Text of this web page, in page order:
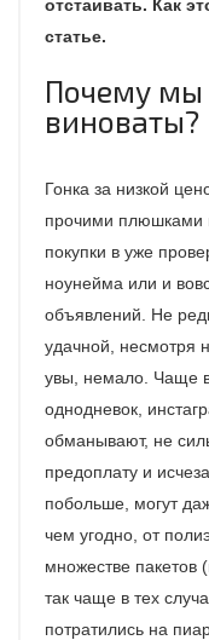
отстаивать. Как
статье.
Почему мы
виноваты?
Гонка за низкой
прочими плюшками
покупки в уже
ноунейма или и
объявлений. Не
удачной, несмотря
увы, немало. Чаще
однодневок,
обманывают, не
предоплату и
побольше, могут
чем угодно, от
множестве пакетов
так чаще в тех
потратились на